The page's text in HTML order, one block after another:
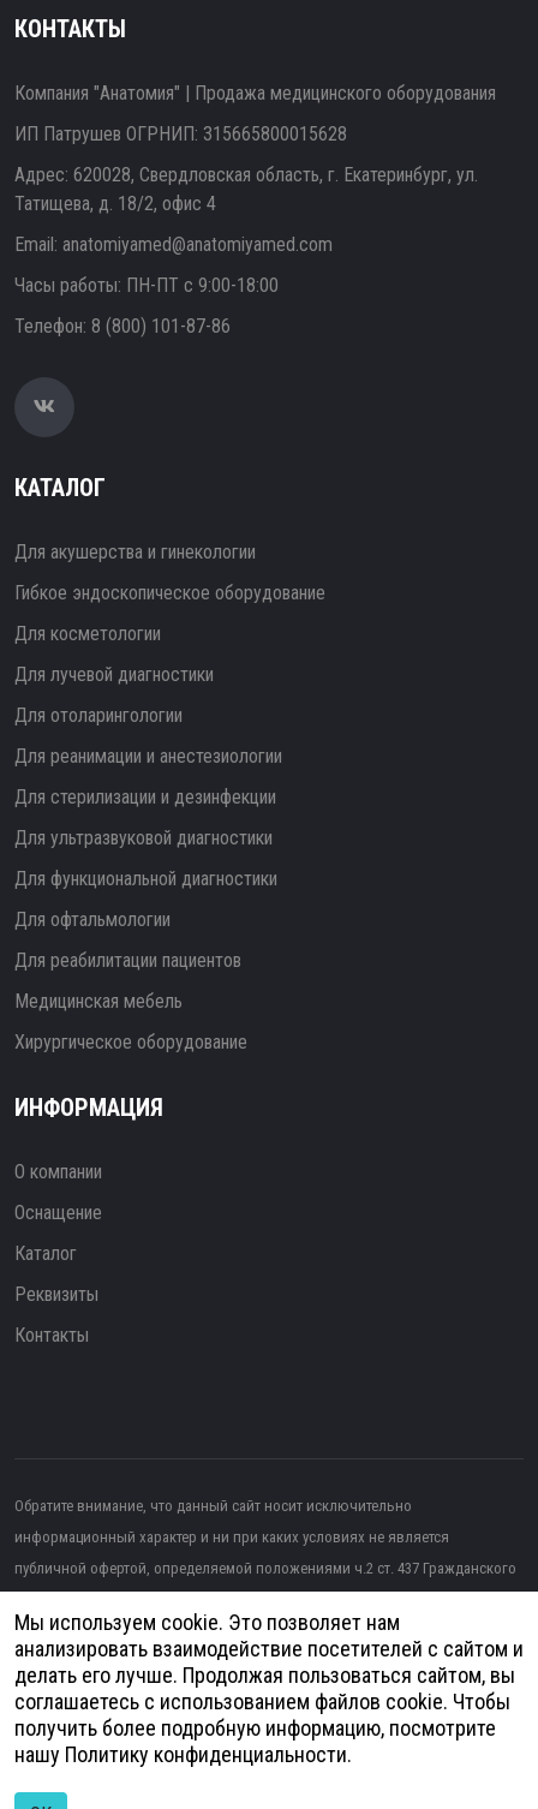
КОНТАКТЫ
Компания "Анатомия" | Продажа медицинского оборудования
ИП Патрушев ОГРНИП: 315665800015628
Адрес: 620028, Свердловская область, г. Екатеринбург, ул.
Татищева, д. 18/2, офис 4
Email: anatomiyamed@anatomiyamed.com
Часы работы: ПН-ПТ с 9:00-18:00
Телефон: 8 (800) 101-87-86
КАТАЛОГ
Для акушерства и гинекологии
Гибкое эндоскопическое оборудование
Для косметологии
Для лучевой диагностики
Для отоларингологии
Для реанимации и анестезиологии
Для стерилизации и дезинфекции
Для ультразвуковой диагностики
Для функциональной диагностики
Для офтальмологии
Для реабилитации пациентов
Медицинская мебель
Хирургическое оборудование
ИНФОРМАЦИЯ
О компании
Оснащение
Каталог
Реквизиты
Контакты
Обратите внимание, что данный сайт носит исключительно
информационный характер и ни при каких условиях не является
публичной офертой, определяемой положениями ч.2 ст. 437 Гражданского
Изображение от topntp26на Freepik
Политика конфиденциальности
Согласие на обработку персональных данных
Мы используем cookie. Это позволяет нам
анализировать взаимодействие посетителей с сайтом и
делать его лучше. Продолжая пользоваться сайтом, вы
соглашаетесь с использованием файлов cookie. Чтобы
получить более подробную информацию, посмотрите
нашу Политику конфиденциальности.